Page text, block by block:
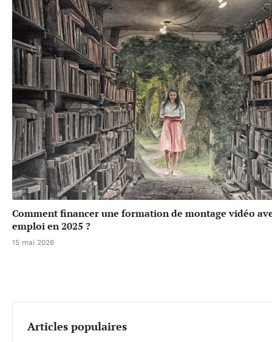
Comment financer une formation de montage vidéo
emploi en 2025 ?
15 mai 2026
Articles populaires